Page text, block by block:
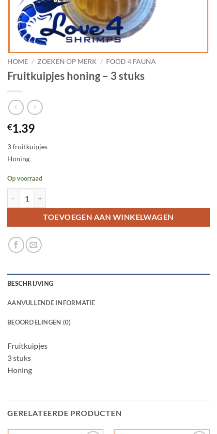
HOME / ZOEKEN OP MERK / FOOD 4 FAUNA
Fruitkuipjes honing – 3 stuks
€1.39
3 fruitkuipjes
Honing
Op voorraad
TOEVOEGEN AAN WINKELWAGEN
BESCHRIJVING
AANVULLENDE INFORMATIE
BEOORDELINGEN (0)
Fruitkuipjes
3 stuks
Honing
GERELATEERDE PRODUCTEN